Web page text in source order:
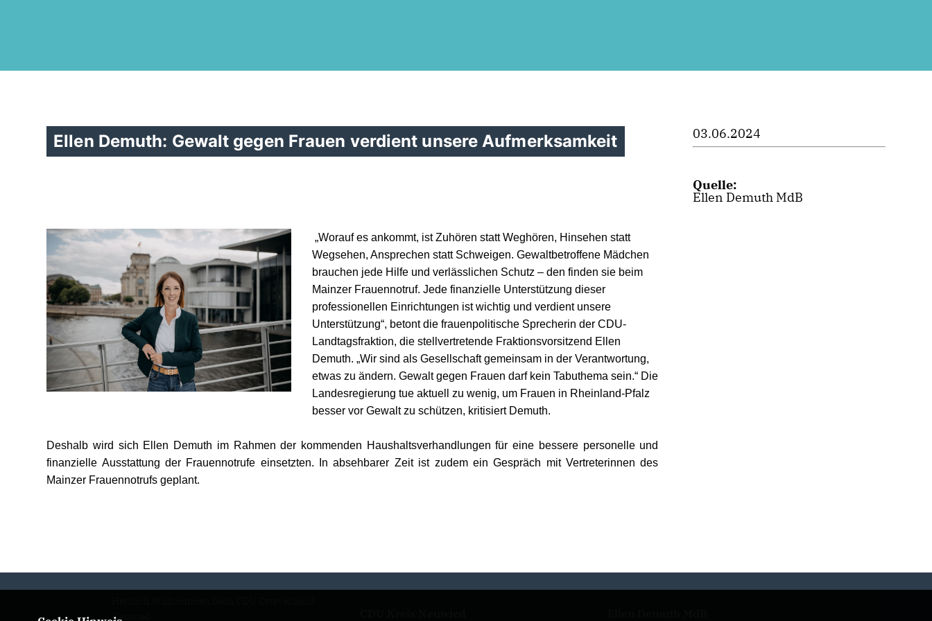
Ellen Demuth: Gewalt gegen Frauen verdient unsere Aufmerksamkeit
Worauf es ankommt, ist Zuhören statt Weghören, Hinsehen statt
Wegsehen, Ansprechen statt Schweigen. Gewaltbetroffene Mädchen
brauchen jede Hilfe und verlässlichen Schutz – den finden sie beim
Mainzer Frauennotruf. Jede finanzielle Unterstützung dieser
professionellen Einrichtungen ist wichtig und verdient unsere
Unterstützung“, betontdie frauenpolitische Sprecherin der CDU-
Landtagsfraktion, die stellvertretende Fraktionsvorsitzend Ellen
Demuth. „Wir sind als Gesellschaft gemeinsam in der Verantwortung,
etwas zu ändern. Gewalt gegen Frauen darf kein Tabuthema sein.“ Die
Landesregierung tue aktuell zu wenig, um Frauen in Rheinland-Pfalz
besser vor Gewalt zu schützen, kritisiert Demuth.
Deshalb wird sich Ellen Demuth im Rahmen der kommenden Haushaltsverhandlungen für eine bessere personelle und
finanzielle Ausstattung der Frauennotrufe einsetzten. In absehbarer Zeit ist zudem ein Gespräch mit Vertreterinnen des
Mainzer Frauennotrufs geplant.
03.06.2024
Quelle:
Ellen Demuth MdB
Neuwied